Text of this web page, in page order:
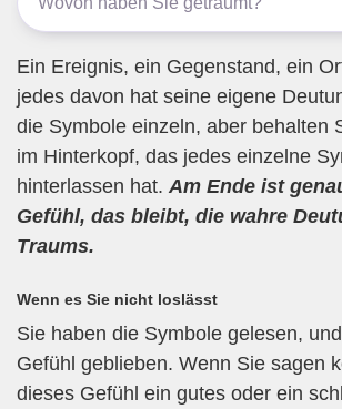
o
k
p
Ein Ereignis, ein Gegenstand, ein
jedes davon hat seine eigene
die Symbole einzeln, aber behalten
im Hinterkopf, das jedes einzelne
hinterlassen hat. Am Ende ist
Gefühl, das bleibt, die wahre
Traums.
Wenn es Sie nicht loslässt
Sie haben die Symbole gelesen,
Gefühl geblieben. Wenn Sie sagen
dieses Gefühl ein gutes oder ein